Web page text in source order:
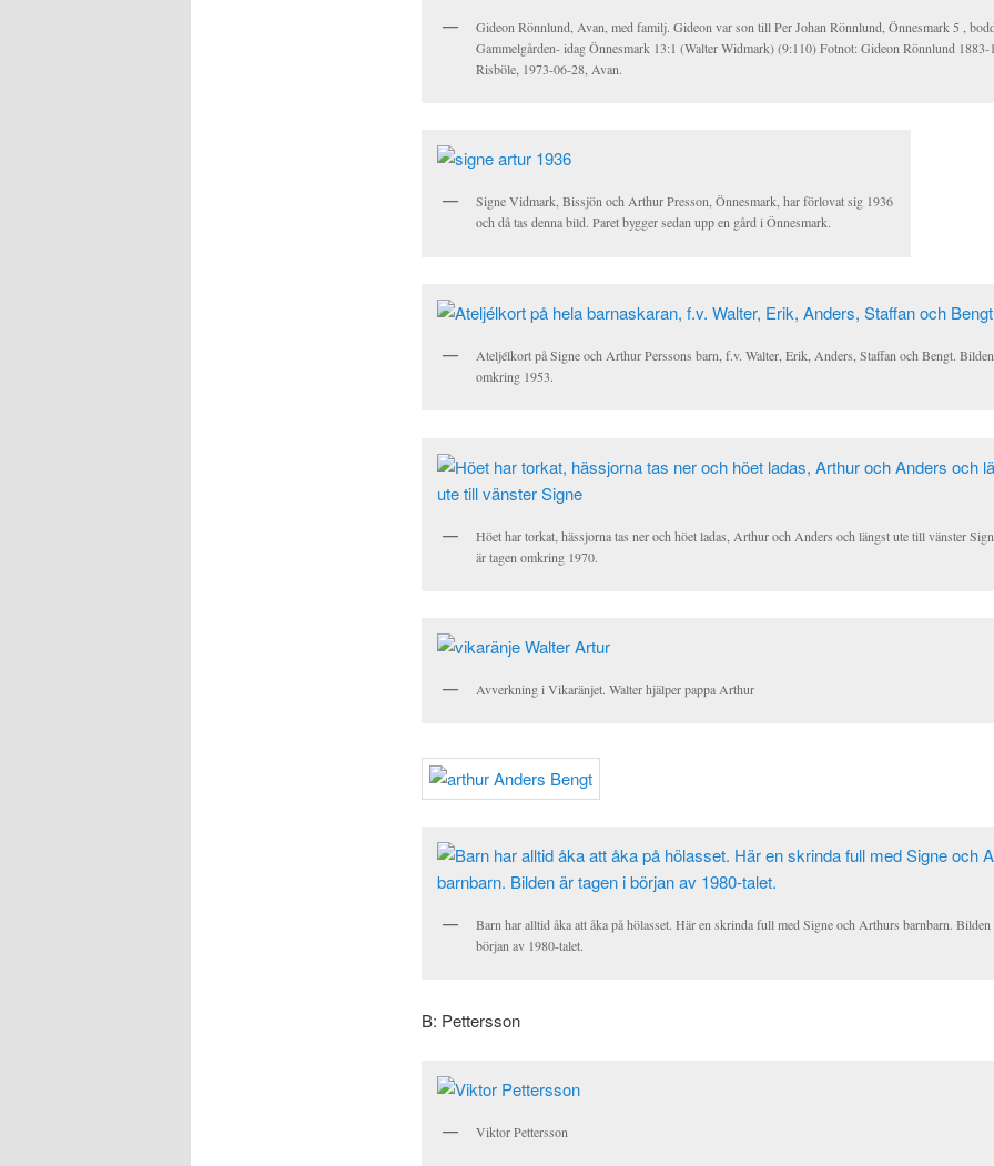
Gideon Rönnlund, Avan, med familj. Gideon var son till Per Johan Rönnlund, Önnesmark 5 ,
Gammelgården- idag Önnesmark 13:1 (Walter Widmark) (9:110) Fotnot: Gideon Rönnlund 1883-
Risböle, 1973-06-28, Avan.
Signe Vidmark, Bissjön och Arthur Presson, Önnesmark, har förlovat sig 1936
och då tas denna bild. Paret bygger sedan upp en gård i Önnesmark.
Ateljélkort på Signe och Arthur Perssons barn, f.v. Walter, Erik, Anders, Staffan och Bengt. Bilden
omkring 1953.
Höet har torkat, hässjorna tas ner och höet ladas, Arthur och Anders och längst ute till vänster
är tagen omkring 1970.
Avverkning i Vikaränjet. Walter hjälper pappa Arthur
Barn har alltid åka att åka på hölasset. Här en skrinda full med Signe och Arthurs barnbarn. Bilden
början av 1980-talet.
B: Pettersson
Viktor Pettersson